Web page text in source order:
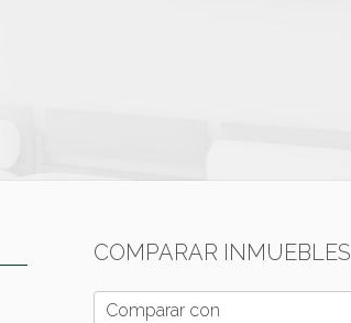
COMPARAR INMUEBLES
Comparar con